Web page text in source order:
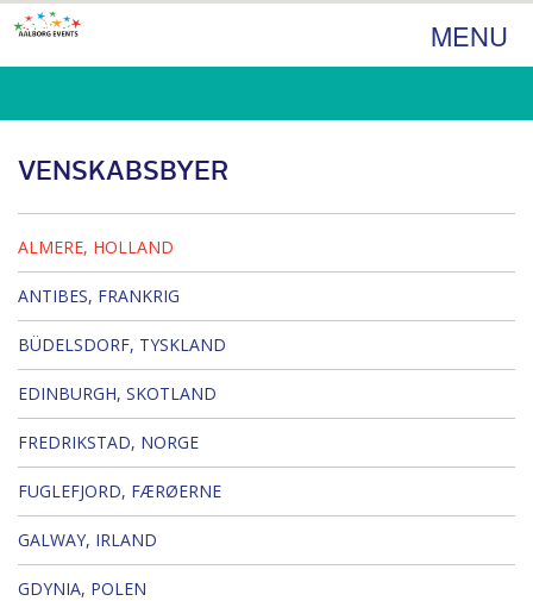
MENU
VENSKABSBYER
ALMERE, HOLLAND
ANTIBES, FRANKRIG
BÜDELSDORF, TYSKLAND
EDINBURGH, SKOTLAND
FREDRIKSTAD, NORGE
FUGLEFJORD, FÆRØERNE
GALWAY, IRLAND
GDYNIA, POLEN